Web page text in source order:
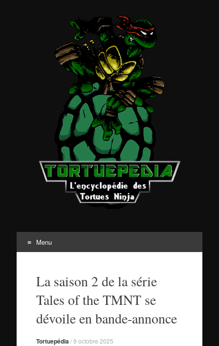
Menu
contenuLa saison 2 de la série
Tales of the TMNT se
dévoile en bande-annonce
Tortuepédia /9 octobre 2025